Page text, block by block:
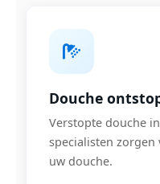
Douche
Verstopte douche
specialisten zorgen
uw douche.